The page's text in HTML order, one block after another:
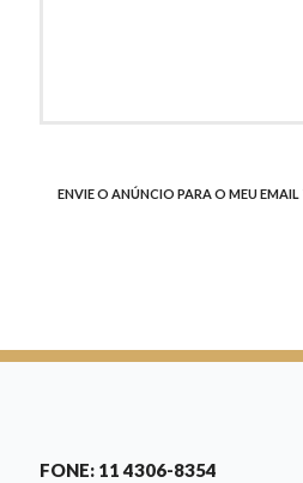
ENVIE O ANÚNCIO PARA O MEU
FONE: 11 4306-8354